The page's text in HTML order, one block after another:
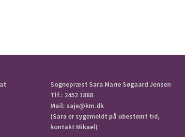
Sognepræst Sara Marie Søgaard Jensen
Tlf.: 2452 1888
Mail: saje@km.dk
(Sara er sygemeldt på ubestemt tid,
kontakt Mikael)